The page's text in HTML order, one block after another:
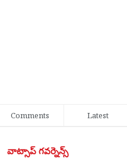
Comments Latest
వాట్సాప్ గవర్నెన్స్